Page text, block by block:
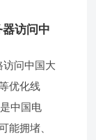
访问中
问中国大
优化线
中国电
能拥堵、